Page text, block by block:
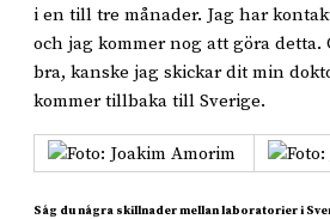
i en till tre månader. Jag har
och jag kommer nog att göra
bra, kanske jag skickar dit min
kommer tillbaka till Sverige.
Såg du några skillnader mellan laboratorier i